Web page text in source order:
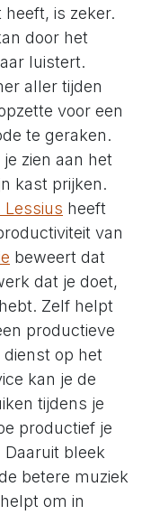
is zeker.
door het
luistert.
aller tijden
voor een
te geraken.
zien aan het
kast prijken.
Lessius heeft
van
beweert dat
dat je doet,
Zelf helpt
productieve
op het
kan je de
tijdens je
productief je
bleek
betere muziek
om in